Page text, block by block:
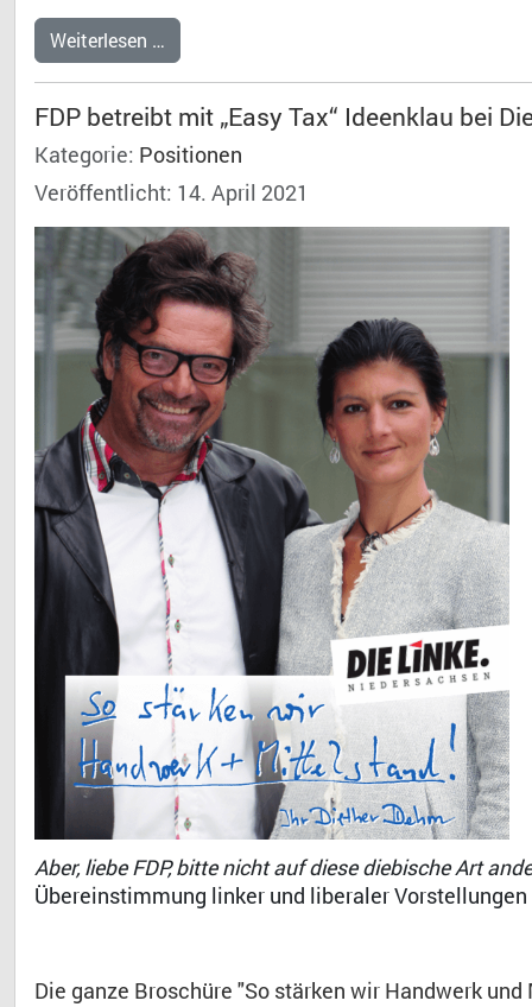
Weiterlesen …
FDP betreibt mit „Easy Tax“ Ideenklau bei
Kategorie: Positionen
Veröffentlicht: 14. April 2021
Aber, liebe FDP, bitte nicht auf diese diebische Art
Übereinstimmung linker und liberaler
Die ganze Broschüre "So stärken wir Handwerk